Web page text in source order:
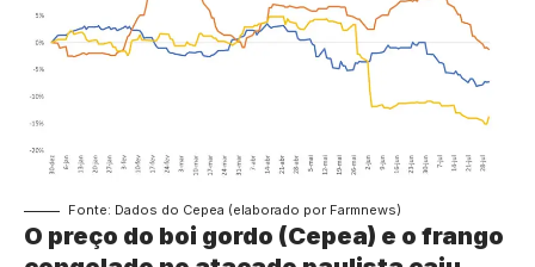
Fonte: Dados do Cepea (elaborado por Farmnews)
O preço do boi gordo (Cepea) e o frango